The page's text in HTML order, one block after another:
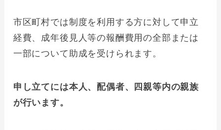
市区町村では制度を利用する方に対して申立
経費、成年後見人等の報酬費用の全部または
一部について助成を受けられます。
申し立てには本人、配偶者、四親等内の親族
が行います。